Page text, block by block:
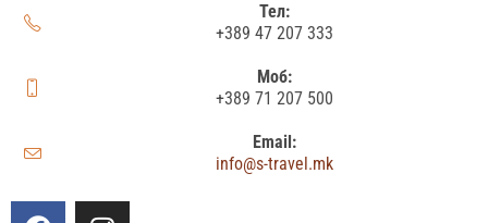
Тел:
+389 47 207 333
Моб:
+389 71 207 500
Email:
info@s-travel.mk